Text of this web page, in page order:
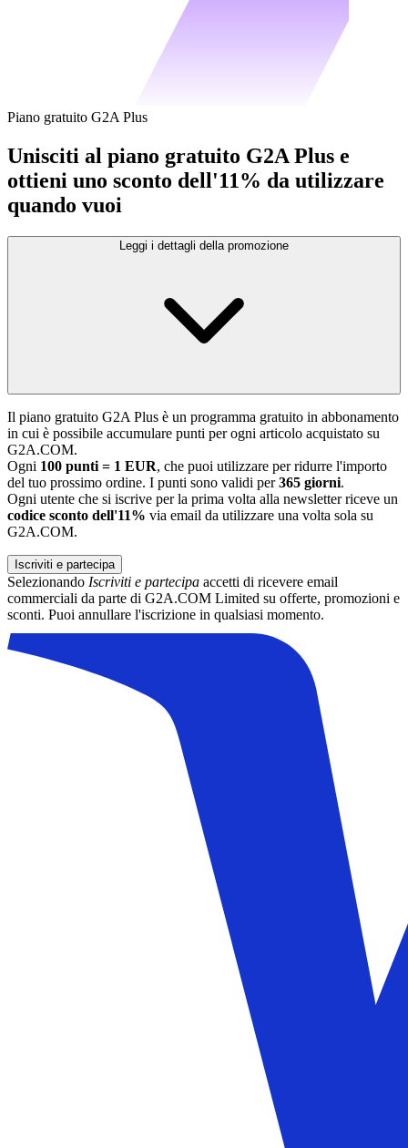
Piano gratuito G2A Plus
Unisciti al piano gratuito G2A Plus e
ottieni uno sconto dell'11% da utilizzare
quando vuoi
Leggi i dettagli della promozione
Il piano gratuito G2A Plus è un programma gratuito in abbonamento
in cui è possibile accumulare punti per ogni articolo acquistato su
G2A.COM.
Ogni 100 punti = 1 EUR, che puoi utilizzare per ridurre l'importo
del tuo prossimo ordine. I punti sono validi per365 giorni.
Ogni utente che si iscrive per la prima volta alla newsletter riceve un
codice sconto dell'11% via email da utilizzare una volta sola su
G2A.COM.
Iscriviti e partecipa
Selezionando Iscriviti e partecipa accetti di ricevere email
commerciali da parte di G2A.COM Limited su offerte, promozioni e
sconti. Puoi annullare l'iscrizione in qualsiasi momento.